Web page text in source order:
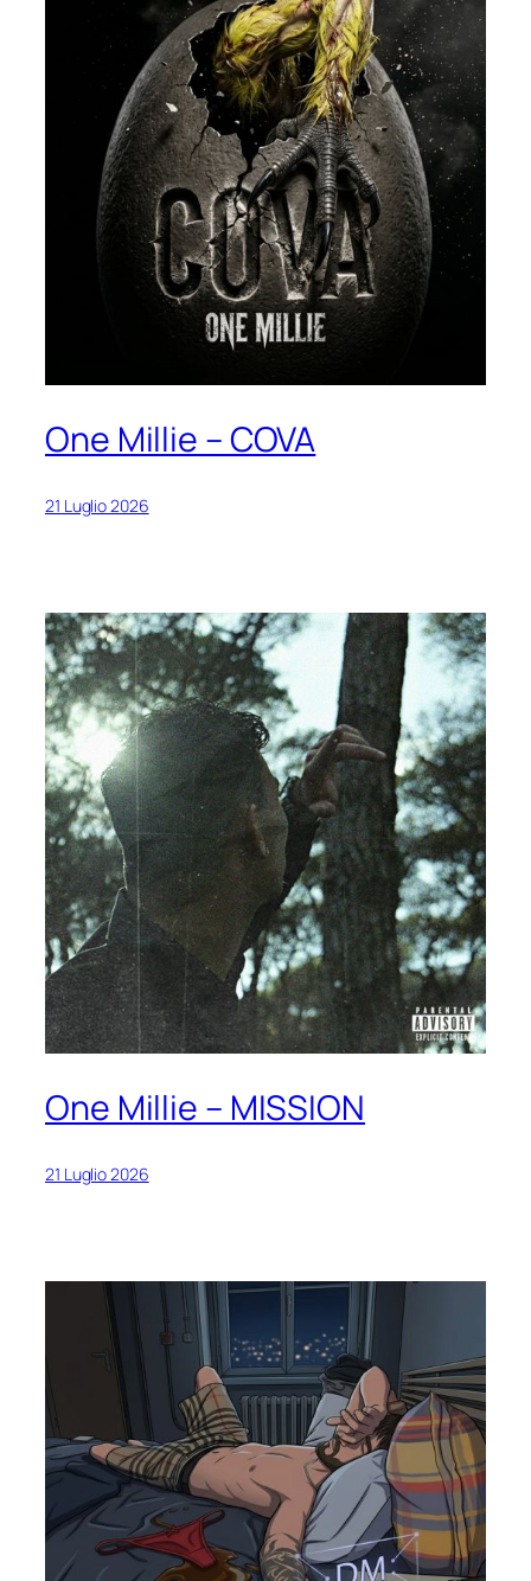
One Millie – COVA
21 Luglio 2026
One Millie – MISSION
21 Luglio 2026